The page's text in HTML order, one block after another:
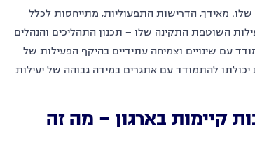
מאידך, הדרישות התפעוליות, מתייחסות לכלל
השוטפת התקינה שלו – תכנון התהליכים והנהלים
עם שינויים וצמיחה עתידיים בהיקף הפעילות של
להתמודד עם אתגרים במידה גבוהה של יעילות
קיימות בארגון – מה זה